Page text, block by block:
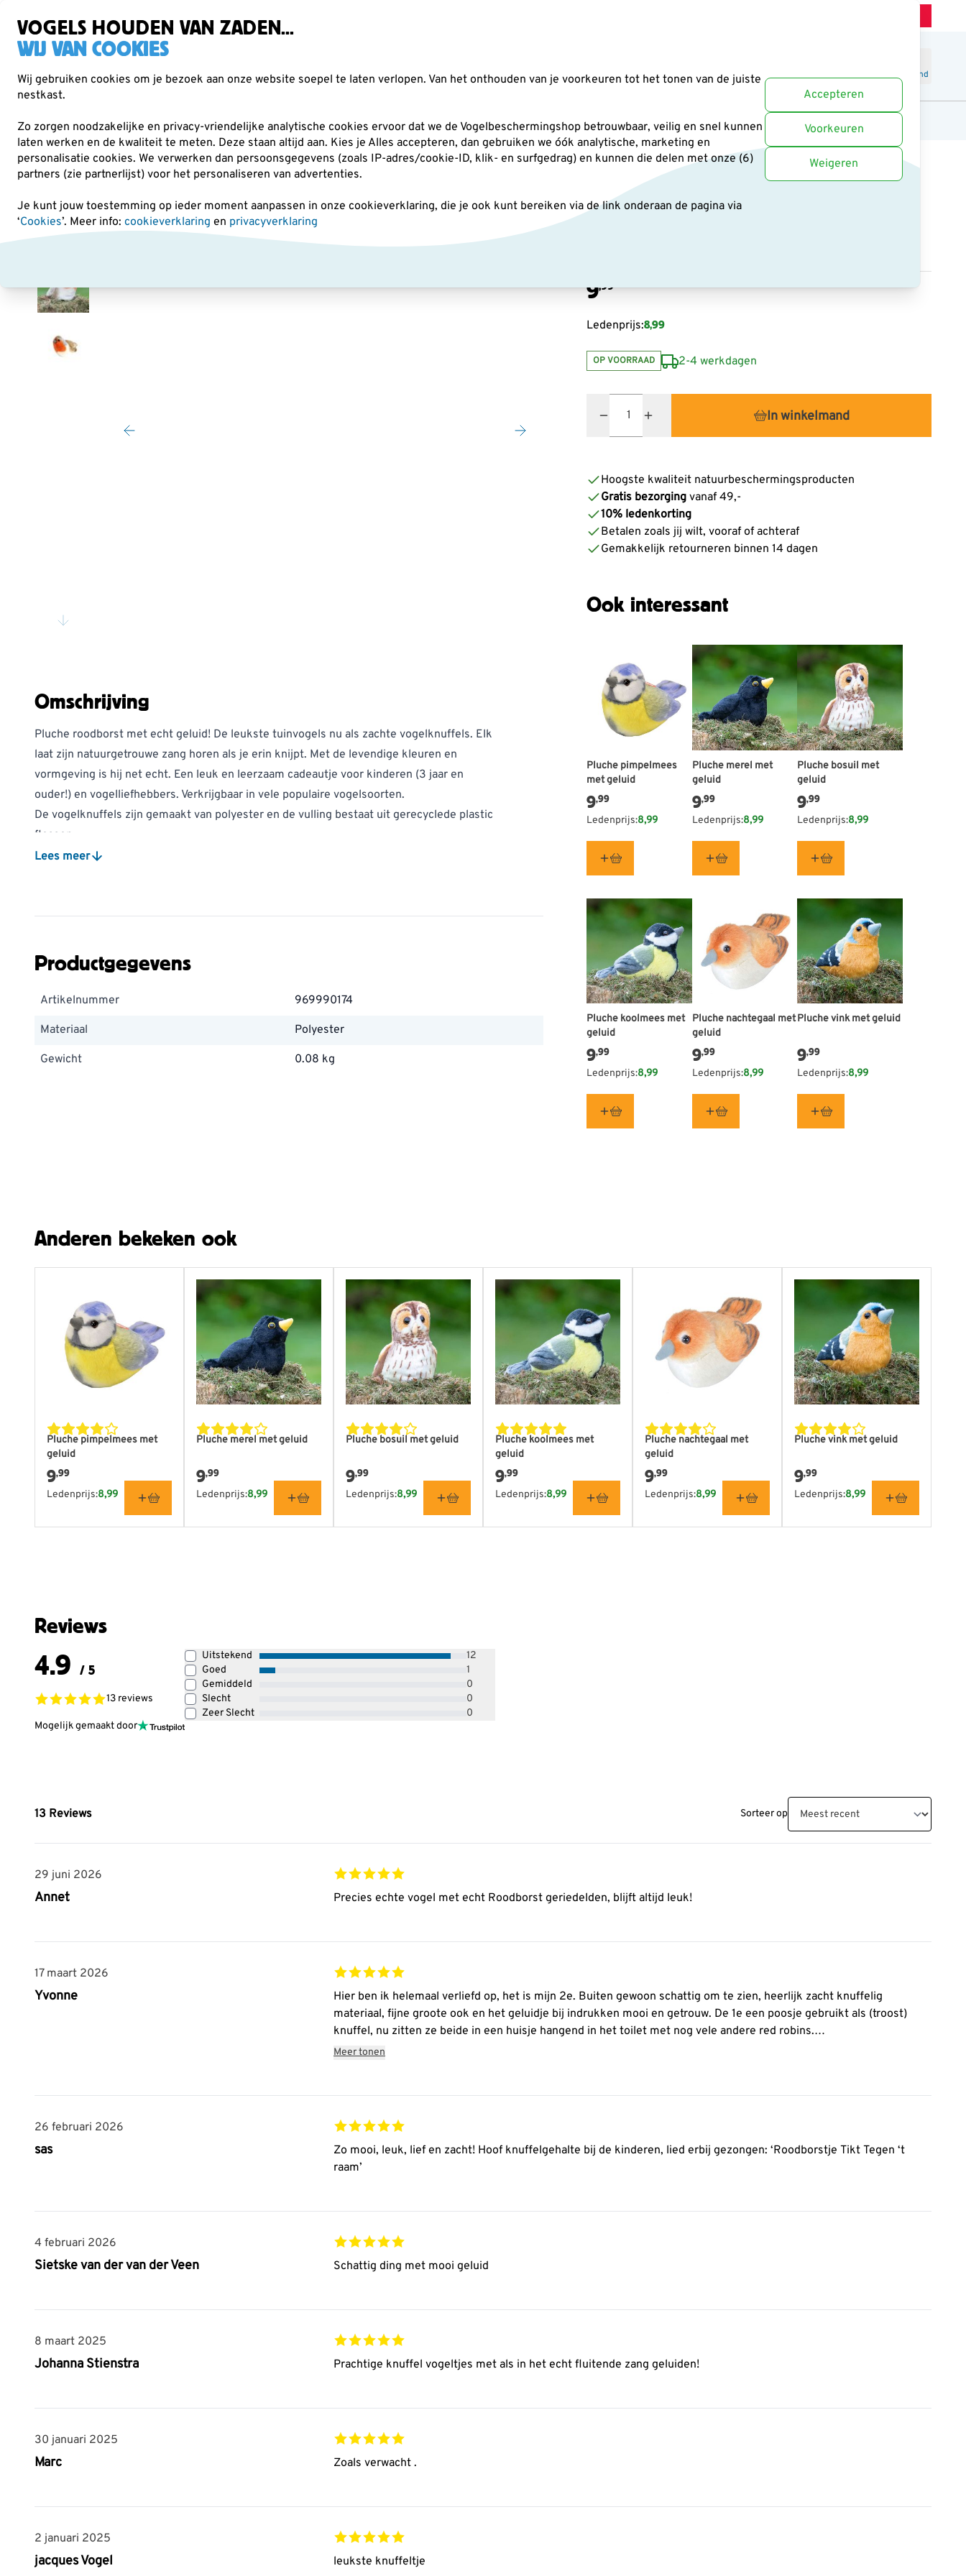
VOGELS HOUDEN VAN ZADEN...
WIJ VAN COOKIES
Wij gebruiken cookies om je bezoek aan onze website soepel te laten verlopen. Van het onthouden van je voorkeuren tot het tonen van de juiste
nestkast.
Zo zorgen noodzakelijke en privacy-vriendelijke analytische cookies ervoor dat we de Vogelbeschermingshop betrouwbaar, veilig en snel kunnen
laten werken en de kwaliteit te meten. Deze staan altijd aan. Kies je Alles accepteren, dan gebruiken we óók analytische, marketing en
personalisatie cookies. We verwerken dan persoonsgegevens (zoals IP-adres/cookie-ID, klik- en surfgedrag) en kunnen die delen met onze (6)
partners (zie partnerlijst) voor het personaliseren van advertenties.
Je kunt jouw toestemming op ieder moment aanpassen in onze cookieverklaring, die je ook kunt bereiken via de link onderaan de pagina via
‘Cookies’. Meer info: cookieverklaring en privacyverklaring
Accepteren
Voorkeuren
Weigeren
Winkelmand
Verrekijkers Vogelvoer Voederhuisjes & -silo's Nestkasten Andere tuindieren Planten Cadeaus en boeken Uitgelicht
Kids Pluche knuffels Pluche roodborst met geluid
Pluche roodborst met geluid
9,99
Ledenprijs:8,99
OP VOORRAAD 2-4 werkdagen
In winkelmand
Hoogste kwaliteit natuurbeschermingsproducten
Gratis bezorging vanaf 49,-
10% ledenkorting
Betalen zoals jij wilt, vooraf of achteraf
Gemakkelijk retourneren binnen 14 dagen
Ook interessant
Pluche pimpelmees
met geluid
9,99
Ledenprijs:8,99
Pluche merel met
geluid
9,99
Ledenprijs:8,99
Pluche bosuil met
geluid
9,99
Ledenprijs:8,99
Pluche koolmees met
geluid
9,99
Ledenprijs:8,99
Pluche nachtegaal met
geluid
9,99
Ledenprijs:8,99
Pluche vink met geluid
9,99
Ledenprijs:8,99
Omschrijving
Pluche roodborst met echt geluid! De leukste tuinvogels nu als zachte vogelknuffels. Elk
laat zijn natuurgetrouwe zang horen als je erin knijpt. Met de levendige kleuren en
vormgeving is hij net echt. Een leuk en leerzaam cadeautje voor kinderen (3 jaar en
ouder!) en vogelliefhebbers. Verkrijgbaar in vele populaire vogelsoorten.
De vogelknuffels zijn gemaakt van polyester en de vulling bestaat uit gerecyclede plastic
flessen.
Materiaal: polyester en vulling van gerecyclede plastic flessen
Lees meer
Productgegevens
Artikelnummer 969990174
Materiaal Polyester
Gewicht 0.08 kg
Anderen bekeken ook
Pluche pimpelmees met
geluid
9,99
Ledenprijs:8,99
Pluche merel met geluid
9,99
Ledenprijs:8,99
Pluche bosuil met geluid
9,99
Ledenprijs:8,99
Pluche koolmees met
geluid
9,99
Ledenprijs:8,99
Pluche nachtegaal met
geluid
9,99
Ledenprijs:8,99
Pluche vink met geluid
9,99
Ledenprijs:8,99
Reviews
4.9 / 5
13 reviews
Mogelijk gemaakt door
Uitstekend
12
Goed
1
Gemiddeld
0
Slecht
0
Zeer Slecht
0
13 Reviews Sorteer op
29 juni 2026
29 juni 2026
Annet Precies echte vogel met echt Roodborst geriedelden, blijft altijd leuk!
17 maart 2026
17 maart 2026
Yvonne
Hier ben ik helemaal verliefd op, het is mijn 2e. Buiten gewoon schattig om te zien, heerlijk zacht knuffelig
materiaal, fijne groote ook en het geluidje bij indrukken mooi en getrouw. De 1e een poosje gebruikt als (troost)
knuffel, nu zitten ze beide in een huisje hangend in het toilet met nog vele andere red robins.
Als ik (klein) kinderen had gehad, dan had ik deze zeker aan ze gegeven.
Meer tonen
26 februari 2026
26 februari 2026
sas
Zo mooi, leuk, lief en zacht! Hoof knuffelgehalte bij de kinderen, lied erbij gezongen: ‘Roodborstje Tikt Tegen ‘t
raam’
4 februari 2026
4 februari 2026
Sietske van der van der Veen Schattig ding met mooi geluid
8 maart 2025
8 maart 2025
Johanna Stienstra Prachtige knuffel vogeltjes met als in het echt fluitende zang geluiden!
30 januari 2025
30 januari 2025
Marc Zoals verwacht .
2 januari 2025
2 januari 2025
jacques Vogel leukste knuffeltje